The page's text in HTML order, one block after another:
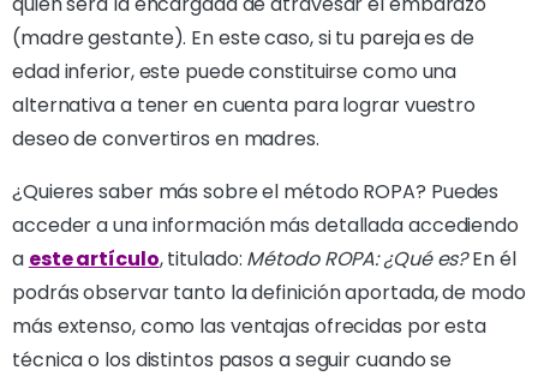
(madre gestante). En este caso, si tu pareja es de
edad inferior, este puede constituirse como una
alternativa a tener en cuenta para lograr vuestro
deseo de convertiros en madres.
¿Quieres saber más sobre el método ROPA? Puedes
acceder a una información más detallada accediendo
a este artículo, titulado: Método ROPA: ¿Qué es?En él
podrás observar tanto la definición aportada, de modo
más extenso, como las ventajas ofrecidas por esta
técnica o los distintos pasos a seguir cuando se